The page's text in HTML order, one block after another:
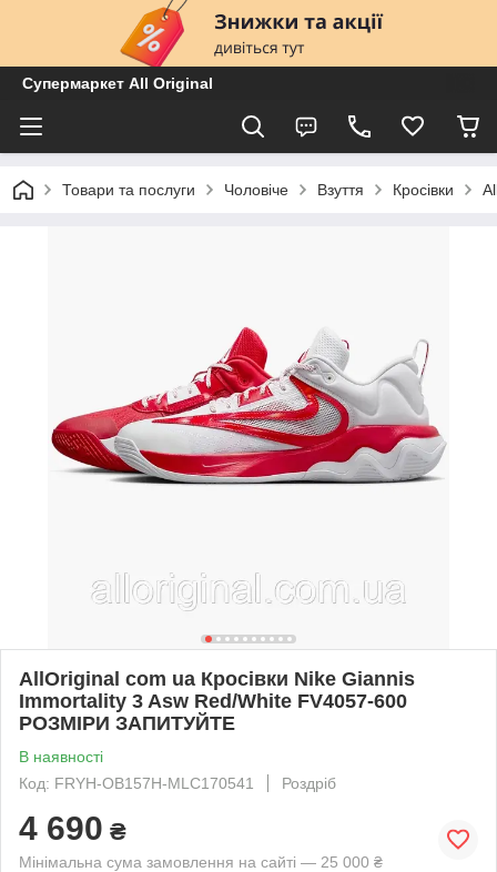
Супермаркет All Original
Товари та послуги Чоловіче Взуття Кросівки
AllOriginal com ua Кросівки Nike Giannis
Immortality 3 Asw Red/White FV4057-600
РОЗМІРИ ЗАПИТУЙТЕ
В наявності
Код: FRYH-OB157H-MLC170541
Роздріб
4 690 ₴
Мінімальна сума замовлення на сайті — 25 000 ₴